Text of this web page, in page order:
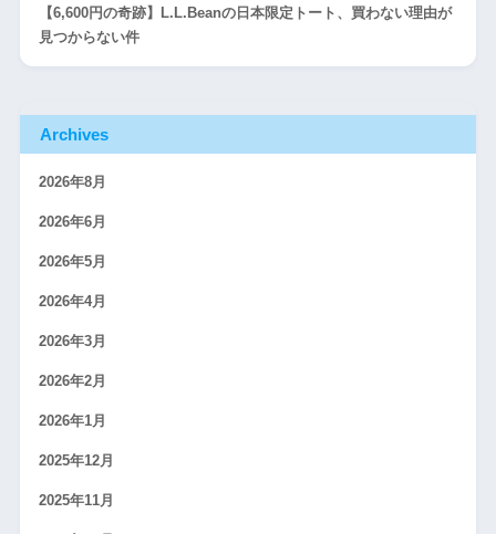
【6,600円の奇跡】L.L.Beanの日本限定トート、買わない理由が
見つからない件
Archives
2026年8月
2026年6月
2026年5月
2026年4月
2026年3月
2026年2月
2026年1月
2025年12月
2025年11月